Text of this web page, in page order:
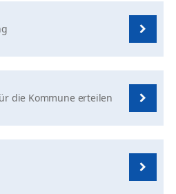
die Kommune erteilen